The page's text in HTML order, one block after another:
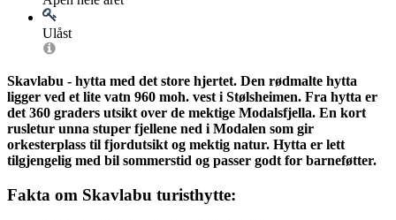
Ulåst
Skavlabu - hytta med det store hjertet. Den rødmalte hytta
ligger ved et lite vatn 960 moh. vest i Stølsheimen. Fra hytta er
det 360 graders utsikt over de mektige Modalsfjella. En kort
rusletur unna stuper fjellene ned i Modalen som gir
orkesterplass til fjordutsikt og mektig natur. Hytta er lett
tilgjengelig med bil sommerstid og passer godt for barneføtter.
Fakta om Skavlabu turisthytte: